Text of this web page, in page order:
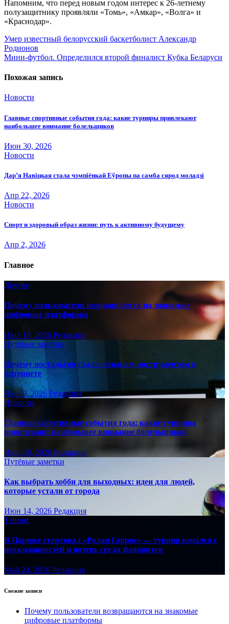
Напомним, что перед новым годом интерес к 26-летнему
полузащитнику проявляли «Томь», «Амкар», «Волга» и
«Краснодар».
Навигация
по
Умер известный белорусский баскетболист Александр
Родионов
Мини-футбол. Определился второй финалист Кубка Беларуси
Похожая запись
Новости
Главные спортивные события года: какие турниры привлекают
наибольшее внимание болельщиков
Июн 30, 2026
Новости
Дар’я Навіцкая стала чэмпіёнкай Еўропы па самба сярод моладзі
Апр 22, 2026
Новости
Спорт и здоровый образ жизни: путь к активному будущему
Апр 2, 2026
Главное
Другое
Почему пользователи возвращаются на знакомые
цифровые платформы
Июл 18, 2026 Редакция
Путёвые заметки
Почему ностальгия стала сильным инструментом в
интернете
Июл 9, 2026 Редакция
Новости
Главные спортивные события года: какие турниры
привлекают наибольшее внимание болельщиков
Июн 30, 2026 Редакция
Путёвые заметки
Как выбрать хобби для выходных: идеи для людей,
которые устали от города
Июн 14, 2026 Редакция
Теннис
В Париже стартовал «Ролан Гаррос» — турнир начался с
неожиданностей и потерь среди фаворитов
Май 24, 2026 Редакция
Свежие записи
Почему пользователи возвращаются на знакомые
цифровые платформы